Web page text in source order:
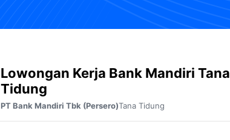
Lowongan Kerja Bank Mandiri Tana
Tidung
PT Bank Mandiri Tbk (Persero)Tana Tidung